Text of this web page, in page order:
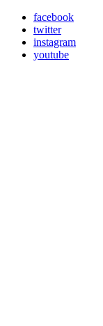
facebook
twitter
instagram
youtube